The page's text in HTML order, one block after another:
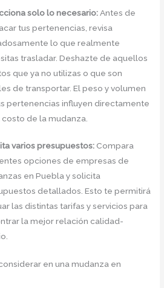
solo lo necesario:Antes de
tus pertenencias, revisa
lo que realmente
trasladar. Deshazte de aquellos
que ya no utilizas o que son
de transportar. El peso y volumen
pertenencias influyen directamente
costo de la mudanza.
varios presupuestos: Compara
opciones de empresas de
en Puebla y solicita
detallados. Esto te permitirá
las distintas tarifas y servicios para
la mejor relación calidad-
en una mudanza en